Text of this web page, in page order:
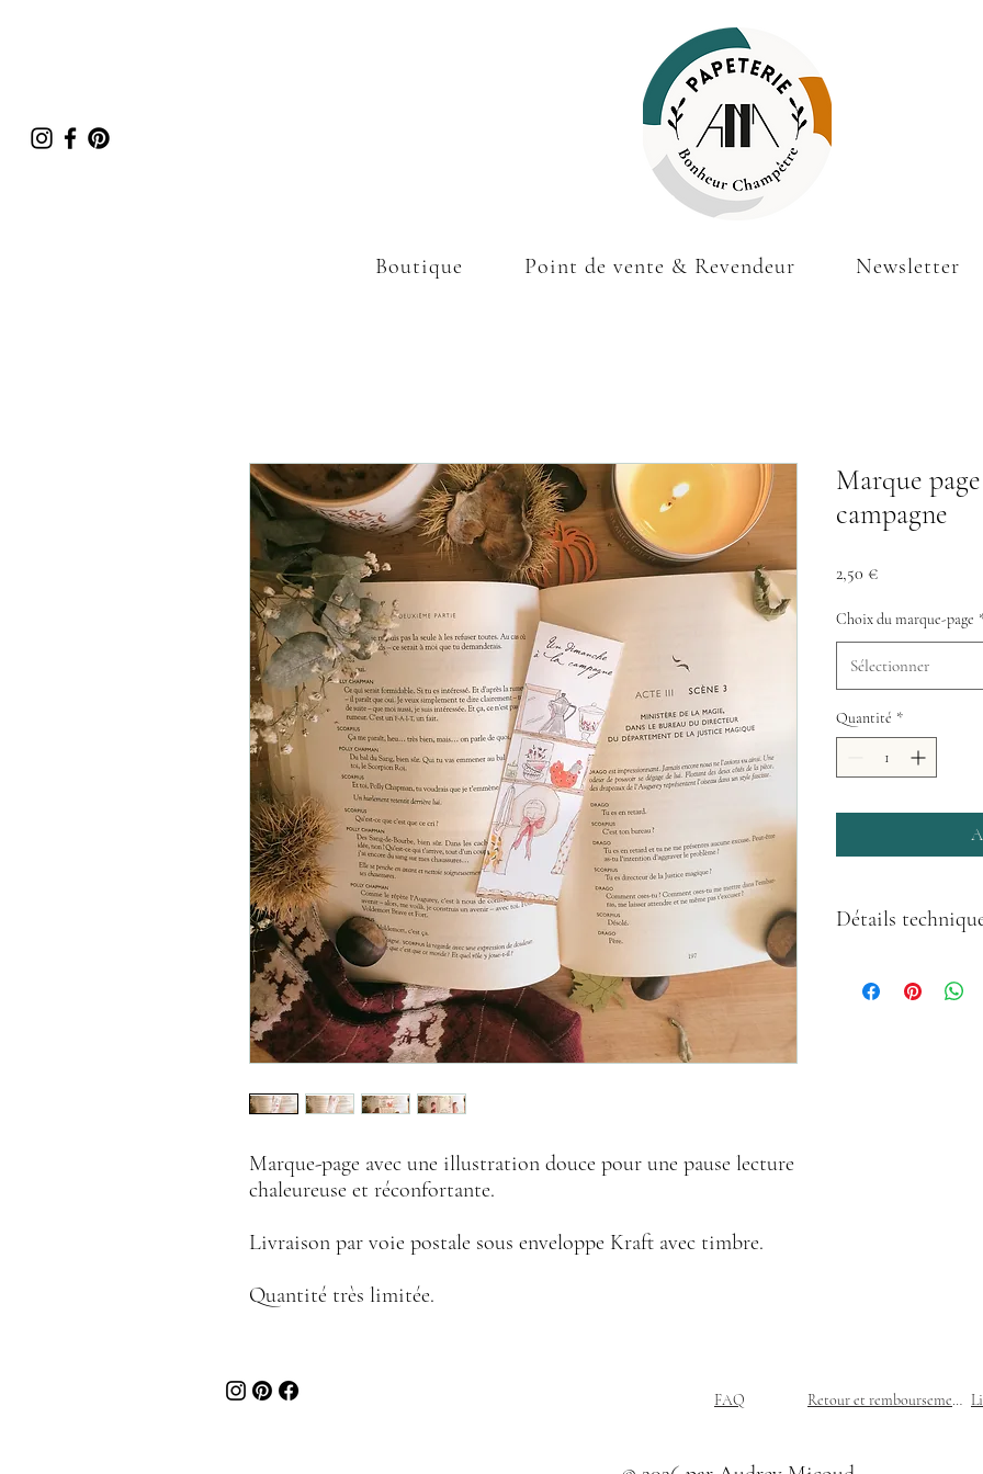
Boutique Point de vente & Revendeur Newsletter
Marque-page avec une illustration douce pour une pause lecture
chaleureuse et réconfortante.
Livraison par voie postale sous enveloppe Kraft avec timbre.
Quantité très limitée.
Marque
campagne
2,50 €Prix
Choix du marque-page
Sélectionner
Quantité *
Détails
Impression CMJN
FAQ Retour et remboursement